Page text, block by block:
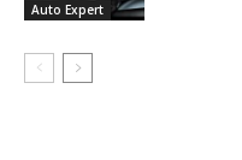
Auto Expert